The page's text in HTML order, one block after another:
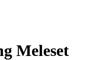
Meleset